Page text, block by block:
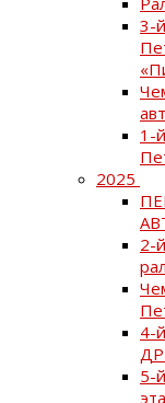
3-
1-
2025
2-
4-
5-